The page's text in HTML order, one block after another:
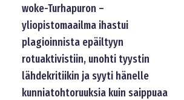
woke-Turhapuron –
yliopistomaailma ihastui
plagioinnista epäiltyyn
rotuaktivistiin, unohti tyystin
lähdekritiikin ja syyti hänelle
kunniatohtoruuksia kuin saippuaa